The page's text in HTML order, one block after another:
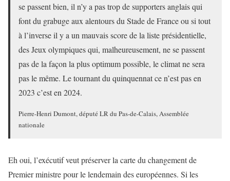
se passent bien, il n’y a pas trop de supporters anglais qui
font du grabuge aux alentours du Stade de France ou si tout
à l’inverse il y a un mauvais score de la liste présidentielle,
des Jeux olympiques qui, malheureusement, ne se passent
pas de la façon la plus optimum possible, le climat ne sera
pas le même. Le tournant du quinquennat ce n’est pas en
2023 c’est en 2024.
Pierre-Henri Dumont, député LR du Pas-de-Calais, Assemblée
nationale
Eh oui, l’exécutif veut préserver la carte du changement de
Premier ministre pour le lendemain des européennes. Si les